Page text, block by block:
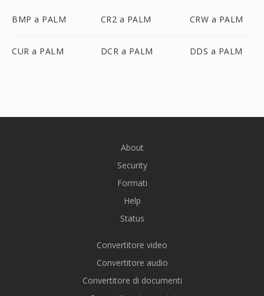
BMP a PALM CR2 a PALM CRW a PALM
CUR a PALM DCR a PALM DDS a PALM
About
Security
Formati
Help
Status
Convertitore video
Convertitore audio
Convertitore di documenti